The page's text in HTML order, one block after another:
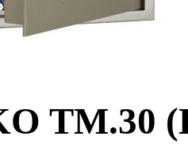
TM.30